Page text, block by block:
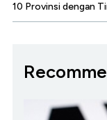
10 Provinsi dengan